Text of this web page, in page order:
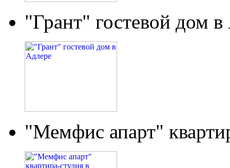
"Грант" гостевой дом
"Мемфис апарт"